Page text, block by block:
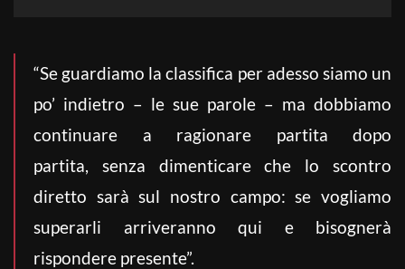
“Se guardiamo la classifica per adesso siamo un
po’ indietro – le sue parole – ma dobbiamo
continuare a ragionare partita dopo
partita, senza dimenticare che lo scontro
diretto sarà sul nostro campo: se vogliamo
superarli arriveranno qui e bisognerà
rispondere presente”.